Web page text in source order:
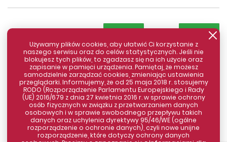
Używamy plików cookies, aby ułatwić Ci korzystanie z
naszego serwisu oraz do celów statystycznych. Jeśli nie
blokujesz tych plików, to zgadzasz się na ich użycie oraz
zapisanie w pamięci urządzenia. Pamiętaj, że możesz
samodzielnie zarządzać cookies, zmieniając ustawienia
przeglądarki. Informujemy, że od 25 maja 2018 r. stosujemy
RODO (Rozporządzenie Parlamentu Europejskiego i Rady
(UE) 2016/679 z dnia 27 kwietnia 2016 r. w sprawie ochrony
osób fizycznych w związku z przetwarzaniem danych
osobowych i w sprawie swobodnego przepływu takich
danych oraz uchylenia dyrektywy 95/46/WE (ogólne
rozporządzenie o ochronie danych), czyli nowe unijne
rozporządzenie, które dotyczy ochrony danych
Zamknij komunikat